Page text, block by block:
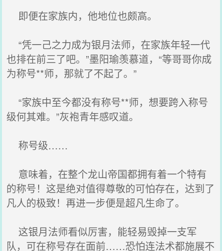
即便在家族内，他地位也颇高。
“凭一己之力成为银月法师，在家族年轻一代
也排在前三了吧。”墨阳瑜羡慕道，“等哥哥你成
为称号**师，那就了不起了。”
“家族中至今都没有称号**师，想要跨入称号
级何其难。”灰袍青年感叹道。
称号级……
意味着，在整个龙山帝国都拥有着一个特有
的称号！这是绝对值得尊敬的可怕存在，达到了
凡人的极致！再进一步便是超凡生命了。
这银月法师看似厉害，能轻易毁掉一支军
队，可在称号存在面前……恐怕连法术都施展不